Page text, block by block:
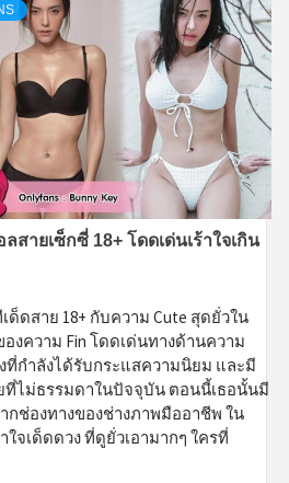
สายเซ็กซี่ 18+ โดดเด่นเร้าใจเกิน
ด็ดสาย 18+ กับความ Cute สุดยั่วใน
งความ Fin โดดเด่นทางด้านความ
กำลังได้รับกระแสความนิยม และมี
ที่ไม่ธรรมดาในปัจจุบัน ตอนนี้เธอนั้นมี
กช่องทางของช่างภาพมืออาชีพ ใน
ใจเด็ดดวง ที่ดูยั่วเอามากๆ ใครที่